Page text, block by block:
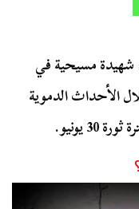
شهيدة مسيحية في
الأحداث الدموية
يونيو.